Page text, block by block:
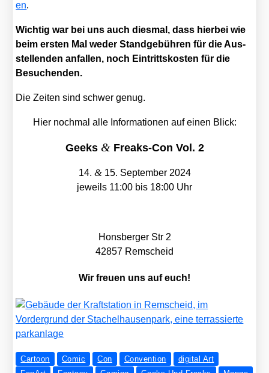
en.
Wich­tig war bei uns auch dies­mal, dass hier­bei wie
beim ers­ten Mal weder Stand­ge­büh­ren für die Aus­
stel­len­den anfal­len, noch Ein­tritts­kos­ten für die
Besu­chen­den.
Die Zei­ten sind schwer genug.
Hier noch­mal alle Infor­ma­tio­nen auf einen Blick:
Geeks &Freaks-Con Vol. 2
14. &15. Sep­tem­ber 2024
jeweils 11:00 bis 18:00 Uhr
Hons­ber­ger Str 2
42857 Rem­scheid
Wir freuen uns auf euch!
Cartoon Comic Con Convention
digital Art